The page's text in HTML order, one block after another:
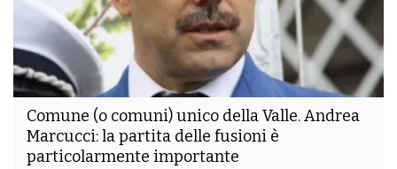
Comune (o comuni) unico della Valle. Andrea
Marcucci: la partita delle fusioni è
particolarmente importante